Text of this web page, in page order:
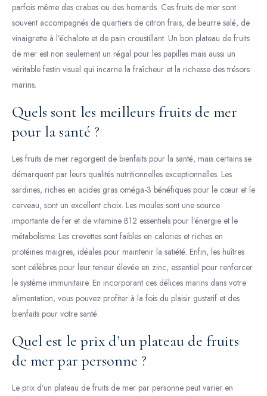
parfois même des crabes ou des homards. Ces fruits de mer sont
souvent accompagnés de quartiers de citron frais, de beurre salé, de
vinaigrette à l’échalote et de pain croustillant. Un bon plateau de fruits
de mer est non seulement un régal pour les papilles mais aussi un
véritable festin visuel qui incarne la fraîcheur et la richesse des trésors
marins.
Quels sont les meilleurs fruits de mer
pour la santé ?
Les fruits de mer regorgent de bienfaits pour la santé, mais certains se
démarquent par leurs qualités nutritionnelles exceptionnelles. Les
sardines, riches en acides gras oméga-3 bénéfiques pour le cœur et le
cerveau, sont un excellent choix. Les moules sont une source
importante de fer et de vitamine B12 essentiels pour l’énergie et le
métabolisme. Les crevettes sont faibles en calories et riches en
protéines maigres, idéales pour maintenir la satiété. Enfin, les huîtres
sont célèbres pour leur teneur élevée en zinc, essentiel pour renforcer
le système immunitaire. En incorporant ces délices marins dans votre
alimentation, vous pouvez profiter à la fois du plaisir gustatif et des
bienfaits pour votre santé.
Quel est le prix d’un plateau de fruits
de mer par personne ?
Le prix d’un plateau de fruits de mer par personne peut varier en